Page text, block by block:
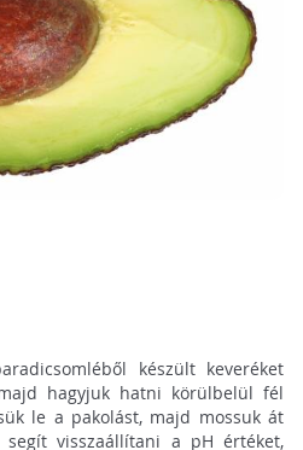
készült keveréket
hagyjuk hatni körülbelül fél
le a pakolást, majd mossuk át
segít visszaállítani a pH értéket,